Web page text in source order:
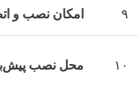
۹ امکان نصب و
۱۰ محل نصب